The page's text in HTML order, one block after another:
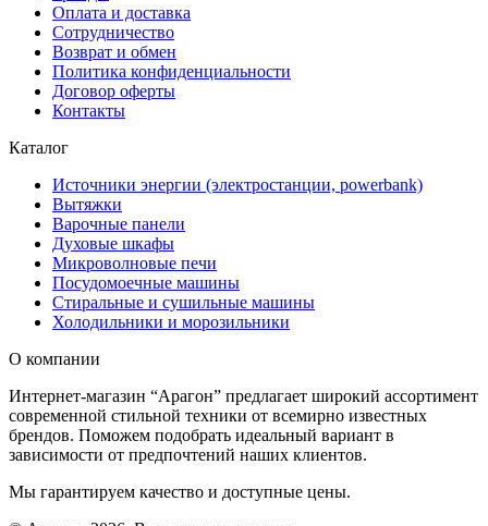
Оплата и доставка
Сотрудничество
Возврат и обмен
Политика конфиденциальности
Договор оферты
Контакты
Каталог
Источники энергии (электростанции, powerbank)
Вытяжки
Варочные панели
Духовые шкафы
Микроволновые печи
Посудомоечные машины
Стиральные и сушильные машины
Холодильники и морозильники
О компании
Интернет-магазин “Арагон” предлагает широкий ассортимент
современной стильной техники от всемирно известных
брендов. Поможем подобрать идеальный вариант в
зависимости от предпочтений наших клиентов.
Мы гарантируем качество и доступные цены.